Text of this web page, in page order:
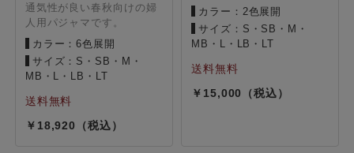
通気性が良い春秋向けの婦
人用パジャマです。
カラー：6色展開
サイズ：S・SB・M・
MB・L・LB・LT
18,920
カラー：2色展開
サイズ：S・SB・M・
MB・L・LB・LT
15,000